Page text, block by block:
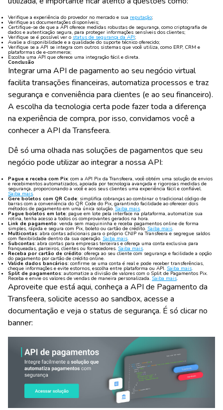
Verifique a experiência do provedor no mercado e sua reputação;
Verifique as documentações disponíveis;
Certifique-se de que a API oferece medidas robustas de segurança, como criptografia de
dados e autenticação segura, para proteger informações sensíveis dos clientes;
Verifique se é possível ver o status de segurança da API;
Avalie a disponibilidade e a qualidade do suporte técnico oferecido;
Verifique se a API se integra com outros sistemas que você utiliza, como ERP, CRM e
plataformas de e-commerce;
Escolha uma API que oferece uma integração fácil e direta.
Conclusão
Integrar uma API de pagamento ao seu negócio virtual
facilita transações financeiras, automatiza processos e traz
segurança e conveniência para clientes (e ao seu financeiro).
A escolha da tecnologia certa pode fazer toda a diferença
na experiência de compra, por isso, convidamos você a
conhecer a API da Transfeera.
Dê só uma olhada nas soluções de pagamentos que seu
negócio pode utilizar ao integrar a nossa API:
Pague e receba com Pix: com a API Pix da Transfeera, você obtém uma solução de envios
e recebimentos automatizados, apoiada por tecnologia avançada e rigorosas medidas de
segurança, proporcionando a você e aos seus clientes uma experiência fácil e confiável.
Saiba mais.
Gere boletos com QR Code: simplifica cobranças ao combinar o tradicional código de
barras com a conveniência do QR Code do Pix, garantindo facilidade ao oferecer dois
métodos de pagamento em uma única solução. Saiba mais.
Pague boletos em lote: pague em lote pela interface na plataforma, automatize sua
rotina, tenha acesso a todos os comprovantes gerados na hora.
Link de pagamento: venda sem maquininha e receba pagamentos online de forma
simples, rápida e segura com Pix, boleto ou cartão de crédito. Saiba mais.
Multicontas: abra contas adicionais para o próprio CNJP na Transfeera e segregue saldos
com flexibilidade dentro da sua operação. Saiba mais.
Subcontas: abra contas para empresas terceiras e ofereça uma conta exclusiva para
franqueadas, parceiros, clientes ou fornecedores. Saiba mais.
Receba por cartão de crédito: ofereça ao seu cliente com segurança e facilidade a opção
do pagamento por cartão de crédito online.
Valide dados bancários: confirme se uma conta é real e pode receber transferências,
cheque informações e evite estornos, escolha entre plataforma ou API. Saiba mais.
Split de pagamentos: automatize a divisão de valores com o Split de Pagamentos Pix.
Receba e envie os valores de vendas de maneira personalizada. Saiba mais.
Aproveite que está aqui, conheça a API de Pagamento da
Transfeera, solicite acesso ao sandbox, acesse a
documentação e veja o status de segurança. É só clicar no
banner: